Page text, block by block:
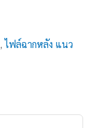
,ไฟล์ฉากหลัง แนว